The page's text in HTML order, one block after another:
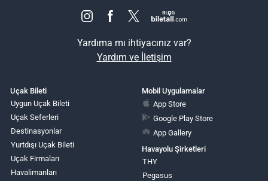
Yardıma mı ihtiyacınız var?
Yardım ve İletişim
Uçak Bileti
Uygun Uçak Bileti
Uçak Seferleri
Destinasyonlar
Yurtdışı Uçak Bileti
Uçak Firmaları
Havalimanları
Mobil Uygulamalar
App Store
Google Play Store
App Gallery
Havayolu Şirketleri
THY
Pegasus